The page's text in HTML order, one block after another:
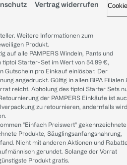
Vertrag widerrufen
Weitere Informationen zum
Produkt.
auf alle PAMPERS Windeln, Pants und
Starter-Set im Wert von 54.99 €,
Gutschein pro Einkauf einlösbar. Der
angedruckt. Gültig in allen BIPA Filialen
reicht. Abholung des tiptoi Starter Sets
der PAMPERS Einkäufe ist
zu retournieren, andernfalls wird
"Einfach Preiswert" gekennzeichnete
Produkte, Säuglingsanfangsnahrung,
Nicht mit anderen Aktionen und
gerundet. Solange der Vorrat
Produkt gratis.